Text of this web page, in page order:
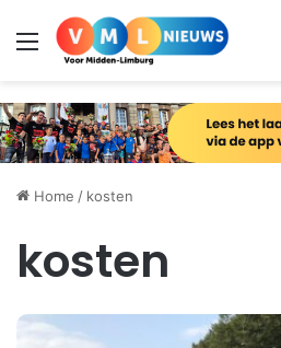
Menu
Home / kosten
kosten